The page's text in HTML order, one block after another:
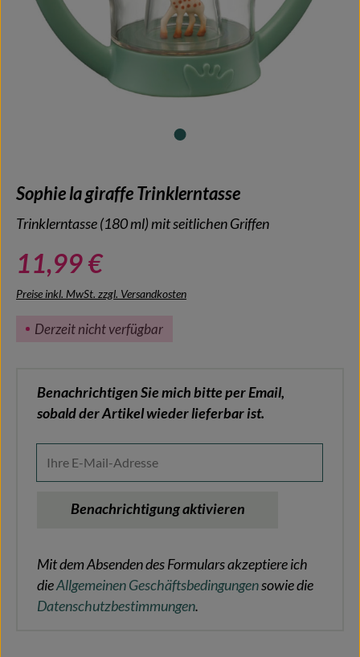
Sophie la giraffe Trinklerntasse
Trinklerntasse (180 ml) mit seitlichen Griffen
11,99 €
Preise inkl. MwSt. zzgl. Versandkosten
Derzeit nicht verfügbar
Benachrichtigen Sie mich bitte per Email,
sobald der Artikel wieder lieferbar ist.
Benachrichtigung aktivieren
Mit dem Absenden des Formulars akzeptiere ich
dieAllgemeinen Geschäftsbedingungensowie die
Datenschutzbestimmungen.